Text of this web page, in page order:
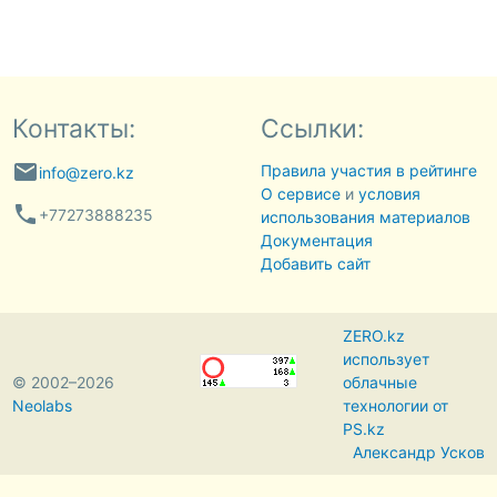
Контакты:
emailinfo@zero.kz
phone +77273888235
Ссылки:
Правила участия в рейтинге
О сервисеи условия
использования материалов
Документация
Добавить сайт
© 2002–2026
Neolabs
ZERO.kz
использует
облачные
технологии от
PS.kz
Александр Усков